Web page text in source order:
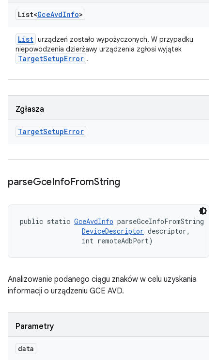
List<GceAvdInfo>
List urządzeń zostało wypożyczonych. W przypadku
niepowodzenia dzierżawy urządzenia zgłosi wyjątek
TargetSetupError .
Zgłasza
TargetSetupError
parseGceInfoFromString
public static GceAvdInfo parseGceInfoFromString
DeviceDescriptor descriptor,
                int remoteAdbPort)
Analizowanie podanego ciągu znaków w celu uzyskania
informacji o urządzeniu GCE AVD.
Parametry
data